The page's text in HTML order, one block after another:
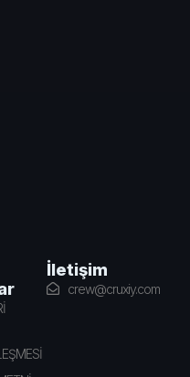
İletişim
crew@cruxiy.com